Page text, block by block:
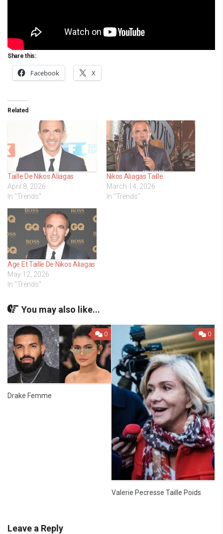
Share this:
Facebook X
Related
Taille De Nikos Aliagas
April 8, 2026
In "Trends"
Nikos Aliagas Taille
March 14, 2026
In "Trends"
Age Et Taille De Nikos Aliagas
May 12, 2026
In "Trends"
You may also like...
0
Drake Femme
0
Valerie Pecresse Taille Poids
Leave a Reply